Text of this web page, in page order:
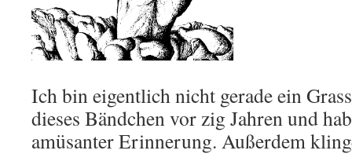
Ich bin eigentlich nicht gerade ein
dieses Bändchen vor zig Jahren und
amüsanter Erinnerung. Außerdem